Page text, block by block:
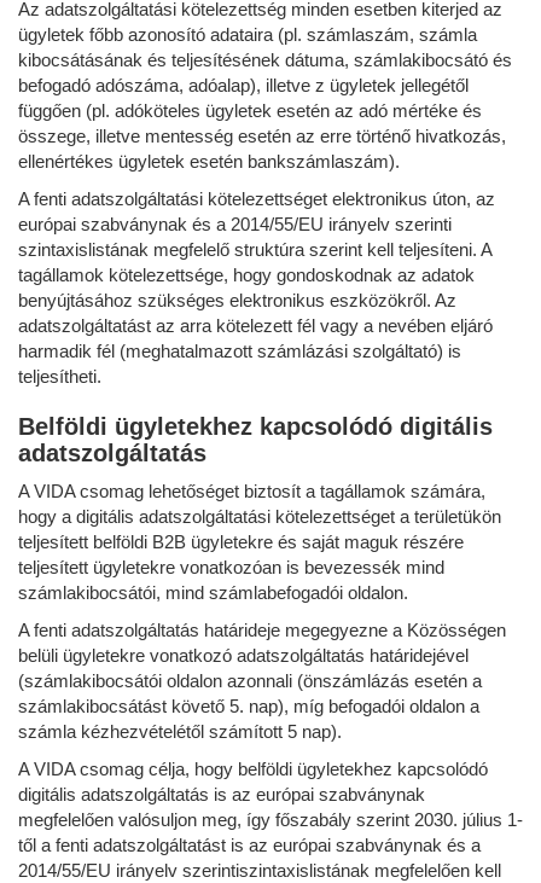
Az adatszolgáltatási kötelezettség minden esetben kiterjed az
ügyletek főbb azonosító adataira (pl. számlaszám, számla
kibocsátásának és teljesítésének dátuma, számlakibocsátó és
befogadó adószáma, adóalap), illetve z ügyletek jellegétől
függően (pl. adóköteles ügyletek esetén az adó mértéke és
összege, illetve mentesség esetén az erre történő hivatkozás,
ellenértékes ügyletek esetén bankszámlaszám).
A fenti adatszolgáltatási kötelezettséget elektronikus úton, az
európai szabványnak és a 2014/55/EU irányelv szerinti
szintaxislistának megfelelő struktúra szerint kell teljesíteni. A
tagállamok kötelezettsége, hogy gondoskodnak az adatok
benyújtásához szükséges elektronikus eszközökről. Az
adatszolgáltatást az arra kötelezett fél vagy a nevében eljáró
harmadik fél (meghatalmazott számlázási szolgáltató) is
teljesítheti.
Belföldi ügyletekhez kapcsolódó digitális
adatszolgáltatás
A VIDA csomag lehetőséget biztosít a tagállamok számára,
hogy a digitális adatszolgáltatási kötelezettséget a területükön
teljesített belföldi B2B ügyletekre és saját maguk részére
teljesített ügyletekre vonatkozóan is bevezessék mind
számlakibocsátói, mind számlabefogadói oldalon.
A fenti adatszolgáltatás határideje megegyezne a Közösségen
belüli ügyletekre vonatkozó adatszolgáltatás határidejével
(számlakibocsátói oldalon azonnali (önszámlázás esetén a
számlakibocsátást követő 5. nap), míg befogadói oldalon a
számla kézhezvételétől számított 5 nap).
A VIDA csomag célja, hogy belföldi ügyletekhez kapcsolódó
digitális adatszolgáltatás is az európai szabványnak
megfelelően valósuljon meg, így főszabály szerint 2030. július 1-
től a fenti adatszolgáltatást is az európai szabványnak és a
2014/55/EU irányelv szerintiszintaxislistának megfelelően kell